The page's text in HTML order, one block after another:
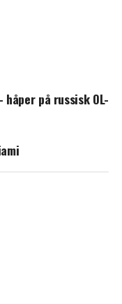
på russisk OL-